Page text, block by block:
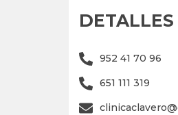
952 41 70 96
651 111 319